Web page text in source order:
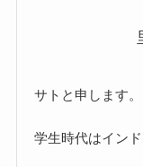
サトと申します。
学生時代はイン